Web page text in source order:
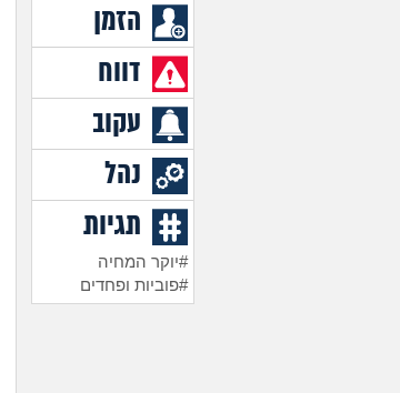
הזמן
דווח
עקוב
נהל
תגיות
#יוקר המחיה
#פוביות ופחדים